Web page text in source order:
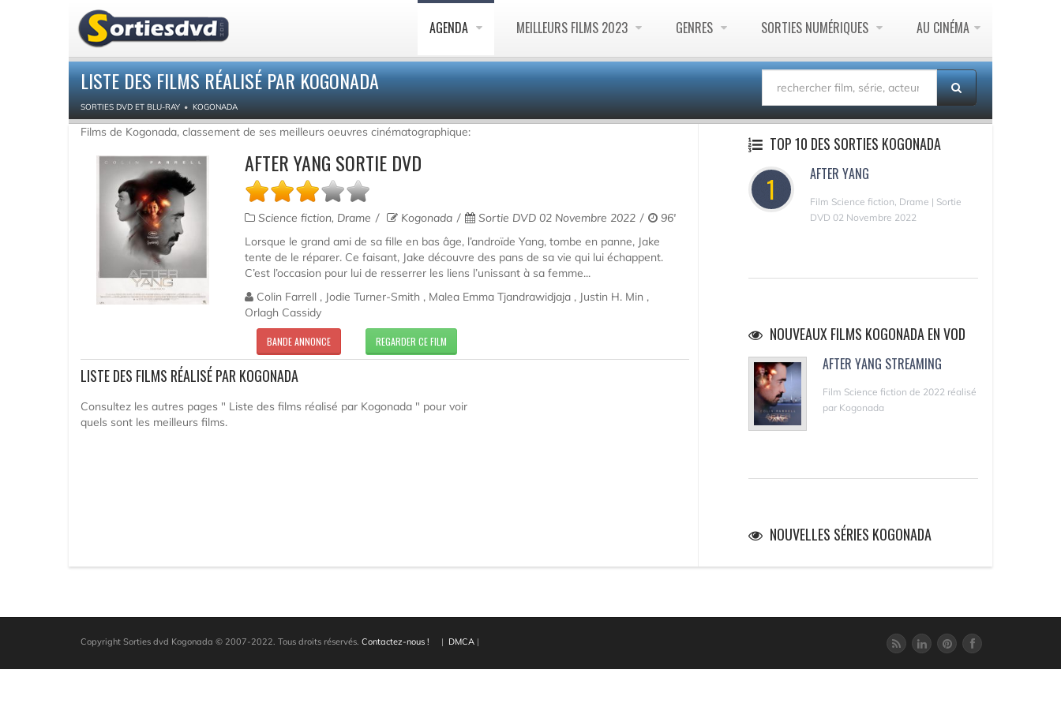
AGENDA MEILLEURS FILMS 2023 GENRES SORTIES NUMÉRIQUES AU CINÉMA
LISTE DES FILMS RÉALISÉ PAR KOGONADA
SORTIES DVD ET BLU-RAY KOGONADA
Films de Kogonada, classement de ses meilleurs oeuvres cinématographique:
AFTER YANG SORTIE DVD
Science fiction, Drame Kogonada Sortie DVD 02 Novembre 2022
96'
Lorsque le grand ami de sa fille en bas âge, l’androïde Yang, tombe en panne, Jake
tente de le réparer. Ce faisant, Jake découvre des pans de sa vie qui lui échappent.
C’est l’occasion pour lui de resserrer les liens l’unissant à sa femme...
Colin Farrell , Jodie Turner-Smith , Malea Emma Tjandrawidjaja , Justin H. Min ,
Orlagh Cassidy
BANDE ANNONCE REGARDER CE FILM
LISTE DES FILMS RÉALISÉ PAR KOGONADA
Consultez les autres pages " Liste des films réalisé par Kogonada " pour voir
quels sont les meilleurs films.
TOP 10 DES SORTIES KOGONADA
1 AFTER YANG
Film Science fiction, Drame | Sortie
DVD 02 Novembre 2022
NOUVEAUX FILMS KOGONADA EN VOD
AFTER YANG STREAMING
Film Science fiction de 2022 réalisé
par Kogonada
NOUVELLES SÉRIES KOGONADA
Copyright Sorties dvd Kogonada © 2007-2022. Tous droits réservés. Contactez-nous ! | DMCA |